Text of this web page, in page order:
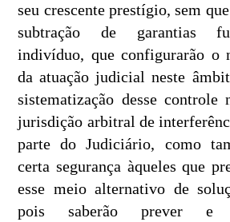
seu crescente prestígio, sem
subtração de garantias
indivíduo, que configurarão o
da atuação judicial neste
sistematização desse controle
jurisdição arbitral de
parte do Judiciário, como
certa segurança àqueles que
esse meio alternativo de
pois saberão prever e